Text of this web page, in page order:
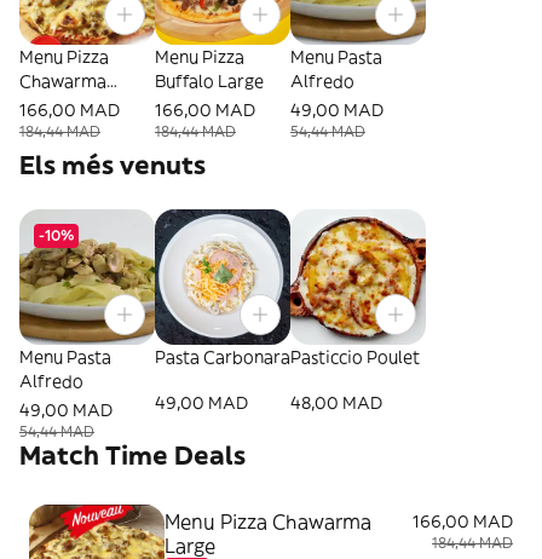
Menu Pizza
Chawarma
Large
166,00 MAD
184,44 MAD
Menu Pizza
Buffalo Large
166,00 MAD
184,44 MAD
Menu Pasta
Alfredo
49,00 MAD
54,44 MAD
Els més venuts
-10%
Menu Pasta
Alfredo
49,00 MAD
54,44 MAD
Pasta Carbonara
49,00 MAD
Pasticcio Poulet
48,00 MAD
Match Time Deals
Menu Pizza Chawarma
Large
166,00 MAD
184,44 MAD